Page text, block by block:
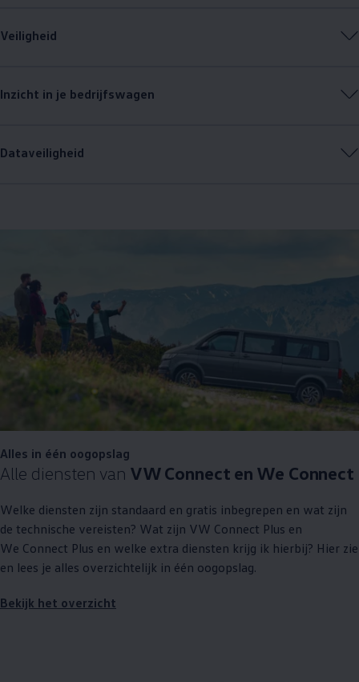
Veiligheid
Inzicht in je bedrijfswagen
Dataveiligheid
Alles in één oogopslag
Alle diensten van VW Connect en We Connect
Welke diensten zijn standaard en gratis inbegrepen en wat zijn
de technische vereisten? Wat zijn VW Connect Plus en
We Connect Plus en welke extra diensten krijg ik hierbij? Hier zie
en lees je alles overzichtelijk in één oogopslag.
Bekijk het overzicht